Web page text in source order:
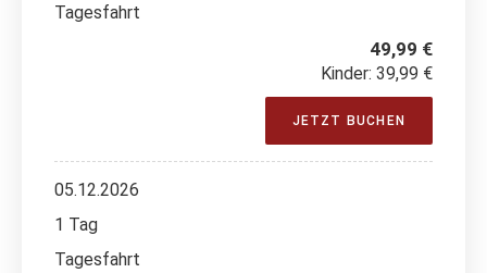
Tagesfahrt
49,99 €
Kinder: 39,99 €
JETZT BUCHEN
05.12.2026
1 Tag
Tagesfahrt